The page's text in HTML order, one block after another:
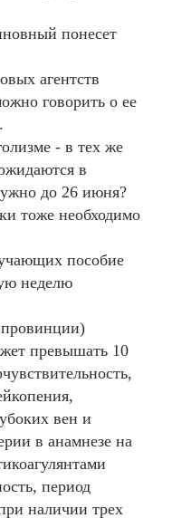
понесет
агентств
говорить о ее
- в тех же
в
до 26 июня?
тоже необходимо
пособие
неделю
превышать 10
вен и
в анамнезе на
период
наличии трех